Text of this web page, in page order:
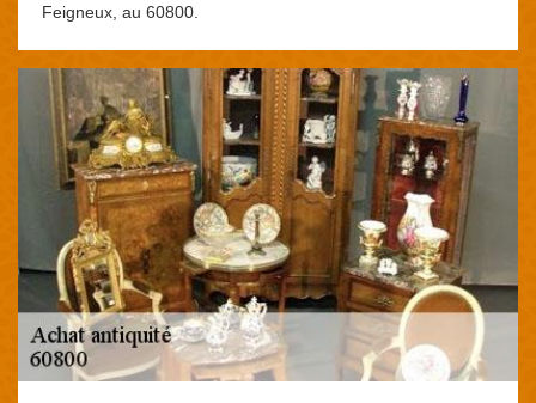
Feigneux, au 60800.